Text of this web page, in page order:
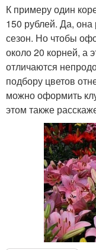
К примеру один
150 рублей. Да, она
сезон. Но чтобы
около 20 корней, а
отличаются
подбору цветов
можно оформить
этом также